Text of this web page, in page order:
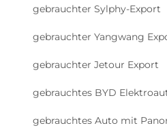
gebrauchter Sylphy-Export
gebrauchter Yangwang
gebrauchter Jetour Export
gebrauchtes BYD
gebrauchtes Auto mit